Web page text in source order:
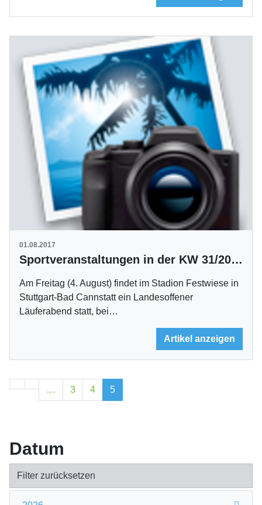
01.08.2017
Sportveranstaltungen in der KW 31/2017
Am Freitag (4. August) findet im Stadion Festwiese in
Stuttgart-Bad Cannstatt ein Landesoffener
Läuferabend statt, bei…
Artikel anzeigen
… 3 4 5
Datum
Filter zurücksetzen